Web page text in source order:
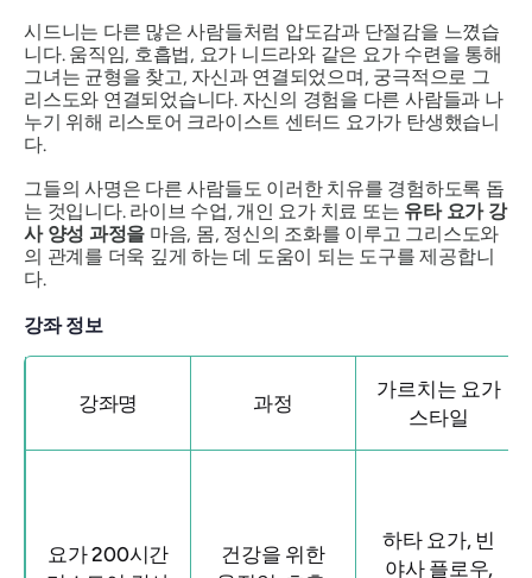
시드니는 다른 많은 사람들처럼 압도감과 단절감을 느꼈습
니다. 움직임, 호흡법, 요가 니드라와 같은 요가 수련을 통해
그녀는 균형을 찾고, 자신과 연결되었으며, 궁극적으로 그
리스도와 연결되었습니다. 자신의 경험을 다른 사람들과 나
누기 위해 리스토어 크라이스트 센터드 요가가 탄생했습니
다.
그들의 사명은 다른 사람들도 이러한 치유를 경험하도록 돕
는 것입니다. 라이브 수업, 개인 요가 치료 또는 유타 요가 강
사 양성 과정을 마음, 몸, 정신의 조화를 이루고 그리스도와
의 관계를 더욱 깊게 하는 데 도움이 되는 도구를 제공합니
다.
강좌 정보
강좌명 과정
가르치는 요가
스타일
요가 200시간
건강을 위한
하타 요가, 빈
야사 플로우,